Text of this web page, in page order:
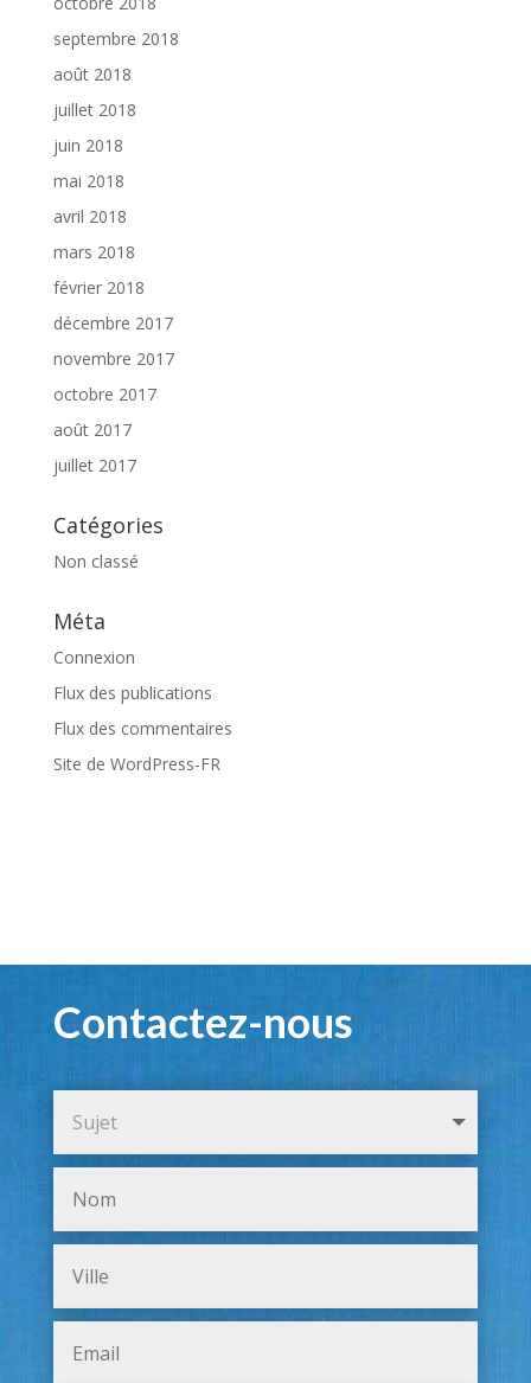
septembre 2018
août 2018
juillet 2018
juin 2018
mai 2018
avril 2018
mars 2018
février 2018
décembre 2017
novembre 2017
octobre 2017
août 2017
juillet 2017
Catégories
Non classé
Méta
Connexion
Flux des publications
Flux des commentaires
Site de WordPress-FR
Contactez-nous